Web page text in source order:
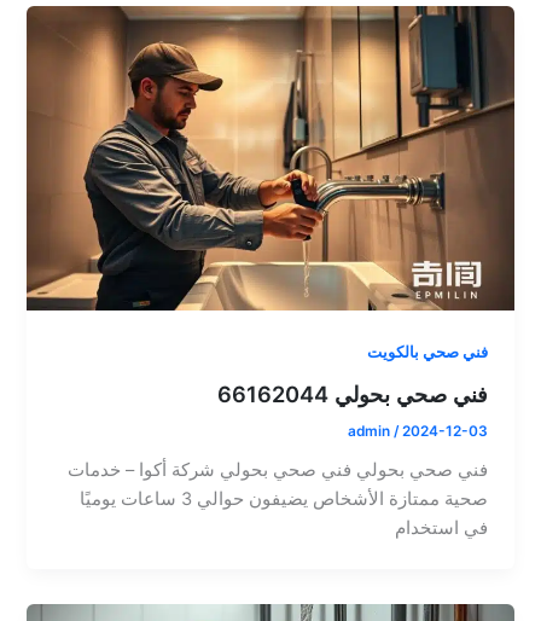
فني صحي بالكويت
فني صحي بحولي 66162044
admin /2024-12-03
فني صحي بحولي فني صحي بحولي شركة أكوا – خدمات
صحية ممتازة الأشخاص يضيفون حوالي 3 ساعات يوميًا
في استخدام